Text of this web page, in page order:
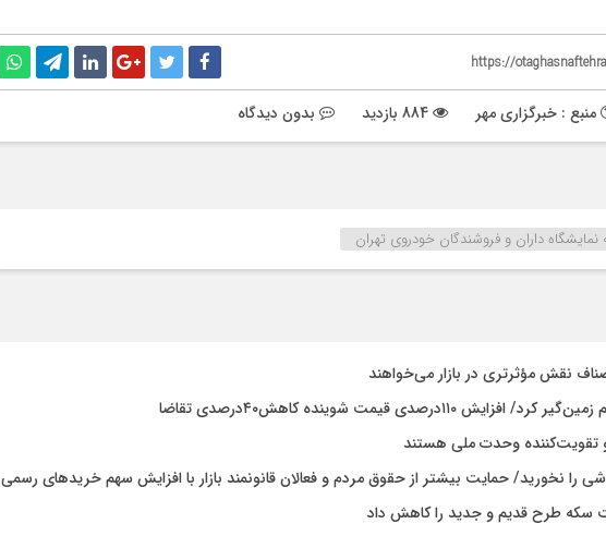
https://
منبع : خبرگزاری مهر بدون دیدگاه
نمایشگاه داران و فروشندگان خودروی تهران
نقش مؤثرتری در بازار می‌خواهند
قیمت شوینده کاهش۴۰درصدی تقاضا
تقویت‌کننده وحدت ملی هستند
را نخورید/ حمایت بیشتر از حقوق مردم و فعالان قانونمند بازار با افزایش سهم خریدهای رسمی
سکه طرح قدیم و جدید را کاهش داد